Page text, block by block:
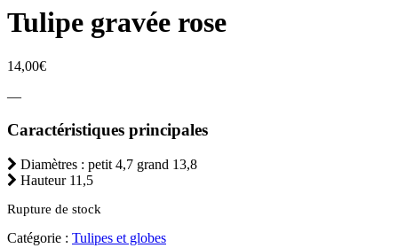
Tulipe gravée rose
14,00€
—
Caractéristiques principales
Diamètres : petit 4,7 grand 13,8
Hauteur 11,5
Rupture de stock
Catégorie : Tulipes et globes